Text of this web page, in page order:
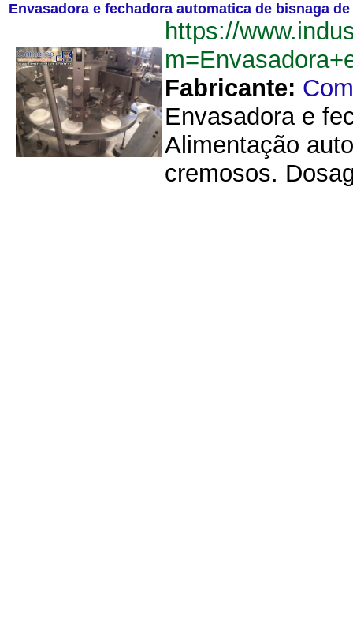
Envasadora e fechadora automatica de bisnaga
https://
Fabricante:
Envasadora e
Alimentação
cremosos.